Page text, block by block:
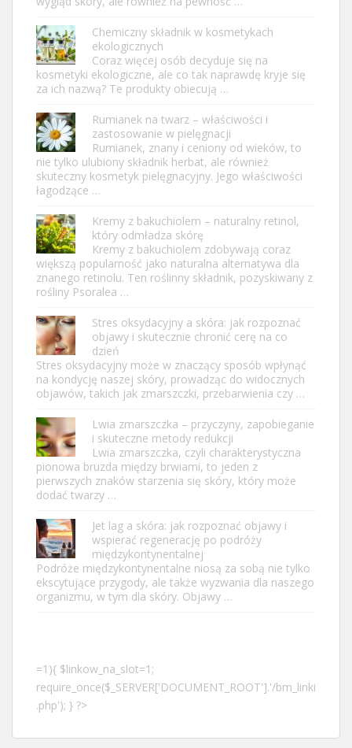
Chemiczny składnik w kosmetykach
ekologicznych
Coraz więcej osób decyduje się na
kosmetyki ekologiczne, ale co tak naprawdę kryje się
za ich nazwą? Te produkty obiecują …
Rumianek na twarz – właściwości i
zastosowanie w pielęgnacji
Rumianek, znany i ceniony od wieków, to
nie tylko ulubiony składnik herbat, ale również
skuteczny kosmetyk pielęgnacyjny. Jego właściwości
łagodzące …
Kremy z bakuchiolem – naturalny retinol,
który odmładza skórę
Kremy z bakuchiolem zdobywają coraz
większą popularność jako naturalna alternatywa dla
znanego retinolu. Ten roślinny składnik, pozyskiwany z
rośliny Psoralea …
Stres oksydacyjny a skóra: jak rozpoznać
objawy i skutecznie chronić cerę na co
dzień
Stres oksydacyjny może w znaczący sposób wpłynąć
na kondycję naszej skóry, prowadząc do widocznych
objawów, takich jak zmarszczki, przebarwienia czy …
Lwia zmarszczka – przyczyny, zapobieganie
i skuteczne metody redukcji
Lwia zmarszczka, czyli charakterystyczna
pionowa bruzda między brwiami, to jeden z
pierwszych znaków starzenia się skóry, który może
dodać twarzy …
Jet lag a skóra: jak rozpoznać objawy i
wspierać regenerację po podróży
międzykontynentalnej
Podróże międzykontynentalne niosą za sobą nie tylko
ekscytujące przygody, ale także wyzwania dla naszego
organizmu, w tym dla skóry. Objawy …
=1){ $linkow_na_slot=1;
require_once($_SERVER['DOCUMENT_ROOT'].'/bm_linki
.php'); } ?>